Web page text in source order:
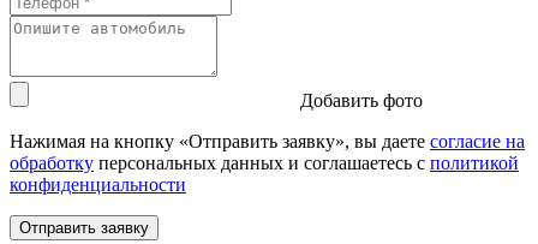
Добавить фото
Нажимая на кнопку «Отправить заявку», вы даете согласие на
обработку персональных данных и соглашаетесь c политикой
конфиденциальности